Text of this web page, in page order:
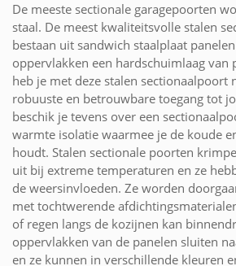
De meeste sectionale garagepoorten
staal. De meest kwaliteitsvolle stalen
bestaan uit sandwich staalplaat
oppervlakken een hardschuimlaag van
heb je met deze stalen sectionaalpoort
robuuste en betrouwbare toegang tot
beschik je tevens over een
warmte isolatie waarmee je de koude
houdt. Stalen sectionale poorten
uit bij extreme temperaturen en ze
de weersinvloeden. Ze worden
met tochtwerende
of regen langs de kozijnen kan
oppervlakken van de panelen sluiten
en ze kunnen in verschillende kleuren